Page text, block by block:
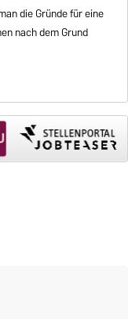
die Gründe für eine
nach dem Grund